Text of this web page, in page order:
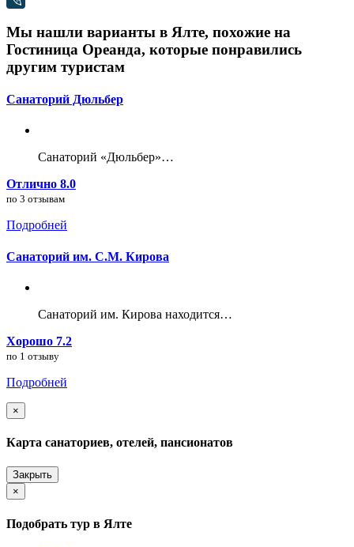
Мы нашли варианты в Ялте, похожие на
Гостиница Ореанда, которые понравились
другим туристам
Санаторий Дюльбер
Санаторий «Дюльбер»…
Отлично 8.0
по 3 отзывам
Подробней
Санаторий им. С.М. Кирова
Санаторий им. Кирова находится…
Хорошо 7.2
по 1 отзыву
Подробней
×
Карта санаториев, отелей, пансионатов
Закрыть
×
Подобрать тур в Ялте